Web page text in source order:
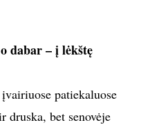
dabar – į lėkštę
patiekaluose
druska, bet senovėje